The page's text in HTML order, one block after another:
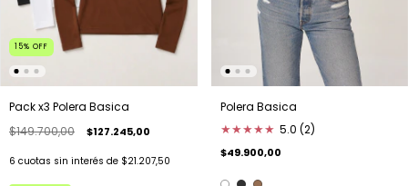
15% OFF
Pack x3 Polera Basica
$149.700,00
$127.245,00
6 cuotas sin interés de $21.207,50
Polera Basica
★★★★★ 5.0 (2)
$49.900,00